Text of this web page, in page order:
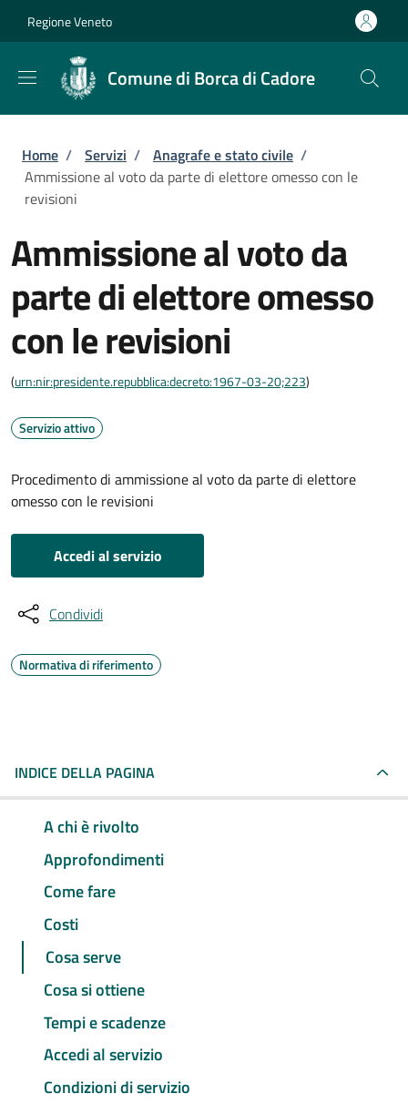
Regione Veneto
Comune di Borca di Cadore
Briciole di pane
Home / Servizi / Anagrafe e stato civile /
Ammissione al voto da parte di elettore omesso con le
revisioni
Ammissione al voto da
parte di elettore omesso
con le revisioni
(urn:nir:presidente.repubblica:decreto:1967-03-20;223)
Servizio attivo
Procedimento di ammissione al voto da parte di elettore
omesso con le revisioni
Accedi al servizio
Condividi
Normativa di riferimento
INDICE DELLA PAGINA
A chi è rivolto
Approfondimenti
Come fare
Costi
Cosa serve
Cosa si ottiene
Tempi e scadenze
Accedi al servizio
Condizioni di servizio